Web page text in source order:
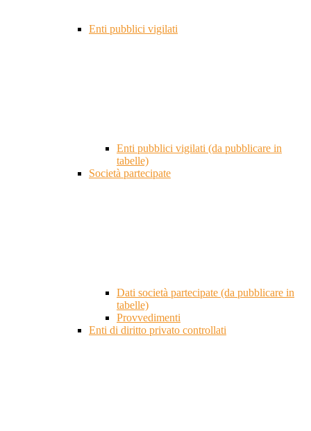
Enti pubblici vigilati
Enti pubblici vigilati (da pubblicare in
tabelle)
Società partecipate
Dati società partecipate (da pubblicare in
tabelle)
Provvedimenti
Enti di diritto privato controllati